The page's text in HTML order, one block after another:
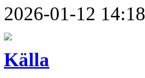
2026-01-12 14:18
Källa